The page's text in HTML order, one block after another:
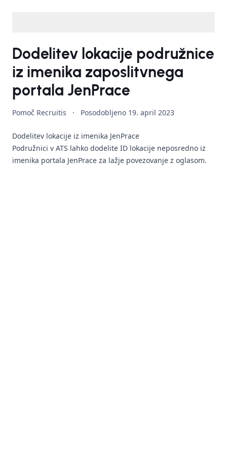
Dodelitev lokacije podružnice
iz imenika zaposlitvnega
portala JenPrace
Pomoč Recruitis · Posodobljeno 19. april 2023
Dodelitev lokacije iz imenika JenPrace
Podružnici v ATS lahko dodelite ID lokacije neposredno iz
imenika portala JenPrace za lažje povezovanje z oglasom.